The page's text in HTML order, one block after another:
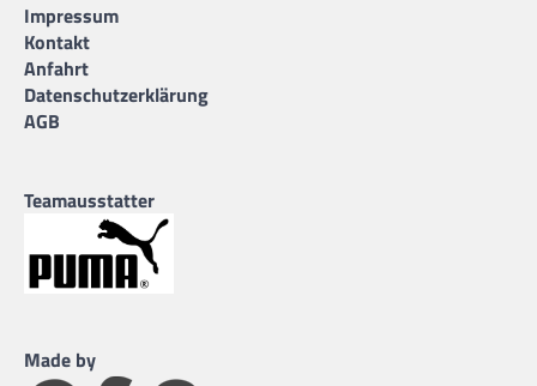
Impressum
Kontakt
Anfahrt
Datenschutzerklärung
AGB
Teamausstatter
Made by